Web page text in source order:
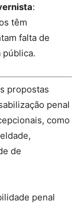
:
têm
falta de
pública.
propostas
penal
como
de
penal